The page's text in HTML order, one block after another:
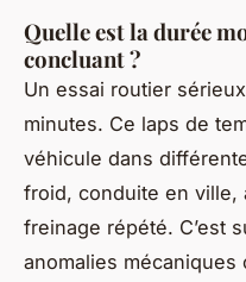
Quelle est la durée
concluant ?
Un essai routier
minutes. Ce laps de
véhicule dans
froid, conduite en ville,
freinage répété. C’est
anomalies